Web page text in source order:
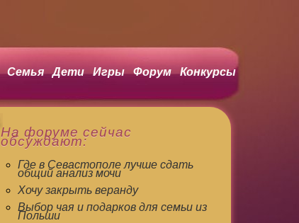
Семья Дети Игры Форум Конкурсы
На форуме сейчас
обсуждают:
Где в Севастополе лучше сдать
общий анализ мочи
Хочу закрыть веранду
Выбор чая и подарков для семьи из
Польши